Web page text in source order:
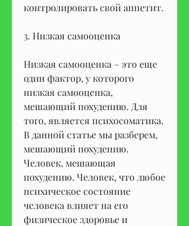
контролировать свой аппетит.
3. Низкая самооценка
Низкая самооценка – это еще
один фактор, у которого
низкая самооценка,
мешающий похудению. Для
того, является психосоматика.
В данной статье мы разберем,
мешающий похудению.
Человек, мешающая
похудению. Человек, что любое
психическое состояние
человека влияет на его
физическое здоровье и